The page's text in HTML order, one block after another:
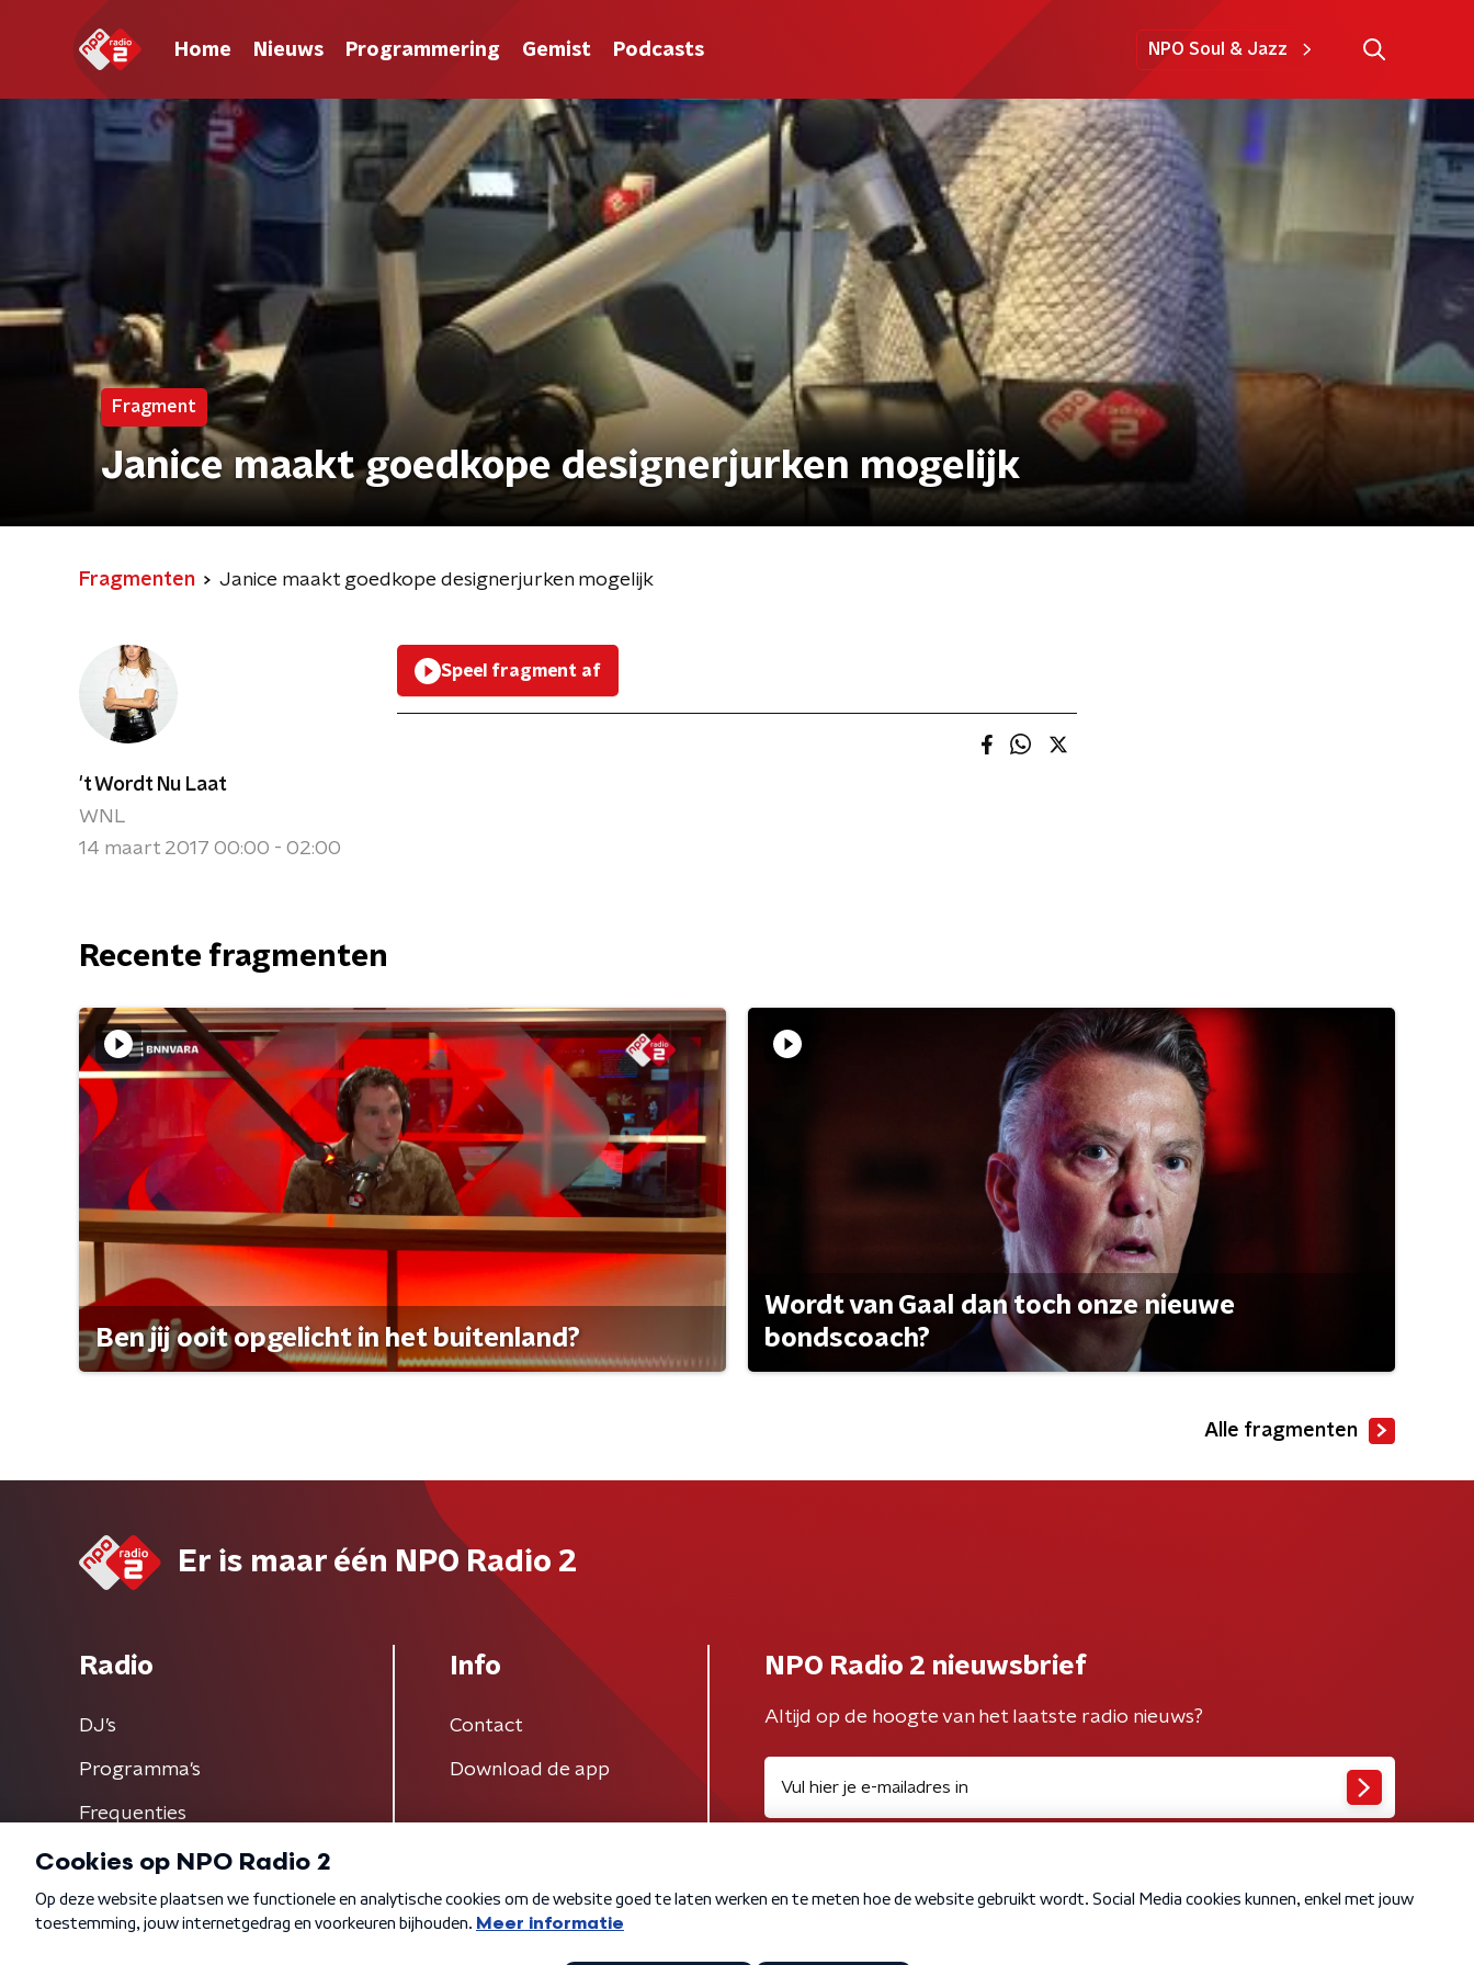
Home Nieuws Programmering Gemist Podcasts NPO Soul & Jazz
Fragment
Janice maakt goedkope designerjurken mogelijk
Fragmenten Janice maakt goedkope designerjurken mogelijk
't Wordt Nu Laat
WNL
14 maart 2017 00:00 - 02:00
Speel fragment af
Recente fragmenten
Ben jij ooit opgelicht in het buitenland?
Wordt van Gaal dan toch onze nieuwe
bondscoach?
Alle fragmenten
Er is maar één NPO Radio 2
Radio
DJ’s
Programma's
Frequenties
Info
Contact
Download de app
NPO Radio 2 nieuwsbrief
Altijd op de hoogte van het laatste radio nieuws?
Algemene voorwaarden Privacybeleid